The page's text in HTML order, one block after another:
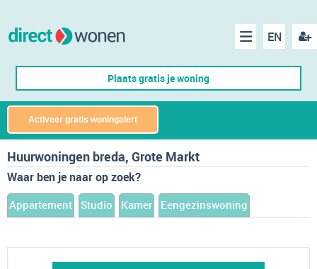
EN
Menu
Plaats gratis je woning
Activeer gratis woningalert
Huurwoningen breda, Grote Markt
Waar ben je naar op zoek?
Appartement Studio Kamer Eengezinswoning